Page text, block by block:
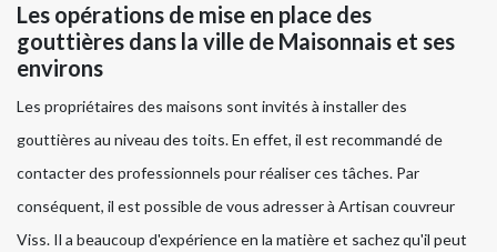
Les opérations de mise en place des
gouttières dans la ville de Maisonnais et ses
environs
Les propriétaires des maisons sont invités à installer des
gouttières au niveau des toits. En effet, il est recommandé de
contacter des professionnels pour réaliser ces tâches. Par
conséquent, il est possible de vous adresser à Artisan couvreur
Viss. Il a beaucoup d'expérience en la matière et sachez qu'il peut